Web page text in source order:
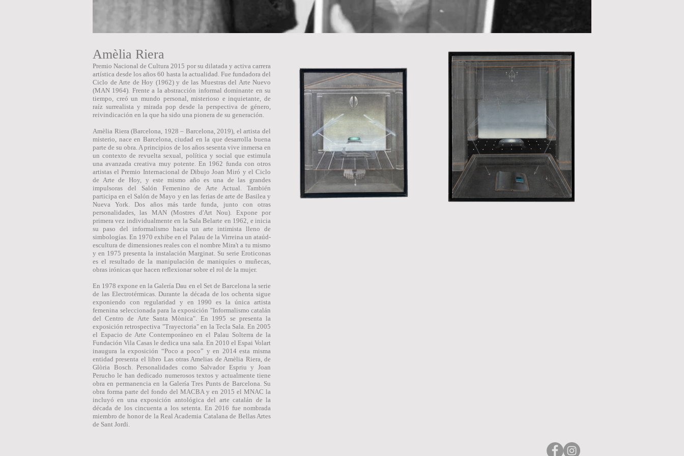
Amèlia Riera
Premio Nacional de Cultura 2015 por su dilatada y activa carrera
artística desde los años 60 hasta la actualidad. Fue fundadora del
Ciclo de Arte de Hoy (1962) y de las Muestras del Arte Nuevo
(MAN 1964). Frente a la abstracción informal dominante en su
tiempo, creó un mundo personal, misterioso e inquietante, de
raíz surrealista y mirada pop desde la perspectiva de género,
reivindicación en la que ha sido una pionera de su generación.
Amèlia Riera (Barcelona, ​​1928 – Barcelona, ​​2019), el artista del
misterio, nace en Barcelona, ​​ciudad en la que desarrolla buena
parte de su obra. A principios de los años sesenta vive inmersa en
un contexto de revuelta sexual, política y social que estimula
una avanzada creativa muy potente. En 1962 funda con otros
artistas el Premio Internacional de Dibujo Joan Miró y el Ciclo
de Arte de Hoy, y este mismo año es una de las grandes
impulsoras del Salón Femenino de Arte Actual. También
participa en el Salón de Mayo y en las ferias de arte de Basilea y
Nueva York. Dos años más tarde funda, junto con otras
personalidades, las MAN (Mostres d'Art Nou). Expone por
primera vez individualmente en la Sala Belarte en 1962, e inicia
su paso del informalismo hacia un arte intimista lleno de
simbologías. En 1970 exhibe en el Palau de la Virreina un ataúd-
escultura de dimensiones reales con el nombre Mira't a tu mismo
y en 1975 presenta la instalación Marginat. Su serie Eroticonas
es el resultado de la manipulación de maniquíes o muñecas,
obras irónicas que hacen reflexionar sobre el rol de la mujer.
En 1978 expone en la Galería Dau en el Set de Barcelona la serie
de las Electrotérmicas. Durante la década de los ochenta sigue
exponiendo con regularidad y en 1990 es la única artista
femenina seleccionada para la exposición "Informalismo catalán
del Centro de Arte Santa Mònica". En 1995 se presenta la
exposición retrospectiva "Trayectoria" en la Tecla Sala. En 2005
el Espacio de Arte Contemporáneo en el Palau Solterra de la
Fundación Vila Casas le dedica una sala. En 2010 el Espai Volart
inaugura la exposición “Poco a poco” y en 2014 esta misma
entidad presenta el libro Las otras Amelias de Amèlia Riera, de
Glòria Bosch. Personalidades como Salvador Espriu y Joan
Perucho le han dedicado numerosos textos y actualmente tiene
obra en permanencia en la Galería Tres Punts de Barcelona. Su
obra forma parte del fondo del MACBA y en 2015 el MNAC la
incluyó en una exposición antológica del arte catalán de la
década de los cincuenta a los setenta. En 2016 fue nombrada
miembro de honor de la Real Academia Catalana de Bellas Artes
de Sant Jordi.